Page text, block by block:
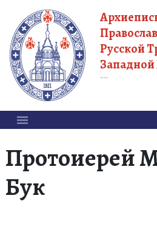
Русской
Западной
Протоиерей
Бук